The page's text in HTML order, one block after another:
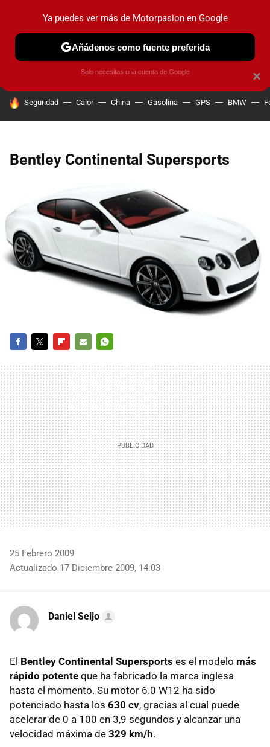
PRUEBAS COCHES ELÉCTRICOS OBSERVATORIO
HOY SE HABLA DE
Seguridad Calor China Gasolina GPS BMW
Bentley Continental Supersports
MAIL
25 Febrero 2009
Actualizado 17 Diciembre 2009, 14:03
Daniel Seijo
El Bentley Continental Supersports es el modelo más
rápido potente que ha fabricado la marca inglesa
hasta el momento. Su motor 6.0 W12 ha sido
potenciado hasta los 630 cv, gracias al cual puede
acelerar de 0 a 100 en 3,9 segundos y alcanzar una
velocidad máxima de 329 km/h.
×
Ya puedes ver más de Motorpasion en Google
Añádenos como fuente preferida
Solo necesitas una cuenta de Google